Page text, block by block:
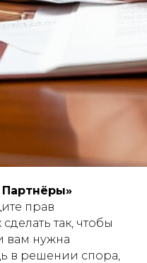
прав
так, чтобы
вам нужна
в решении спора,